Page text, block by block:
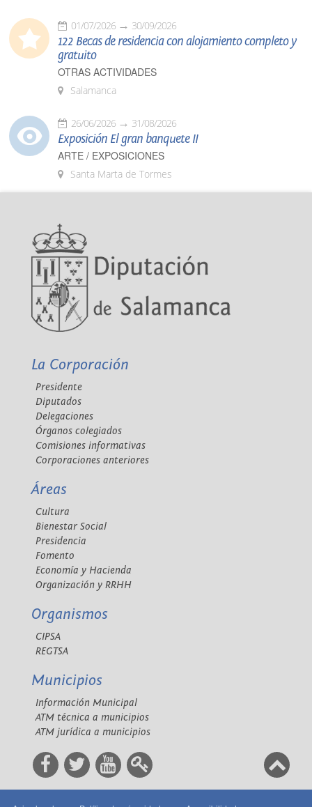
01/07/2026 30/09/2026
122 Becas de residencia con alojamiento completo y
gratuito
OTRAS ACTIVIDADES
Salamanca
26/06/2026 31/08/2026
Exposición El gran banquete II
ARTE / EXPOSICIONES
Santa Marta de Tormes
La Corporación
Presidente
Diputados
Delegaciones
Órganos colegiados
Comisiones informativas
Corporaciones anteriores
Áreas
Cultura
Bienestar Social
Presidencia
Fomento
Economía y Hacienda
Organización y RRHH
Organismos
CIPSA
REGTSA
Municipios
Información Municipal
ATM técnica a municipios
ATM jurídica a municipios